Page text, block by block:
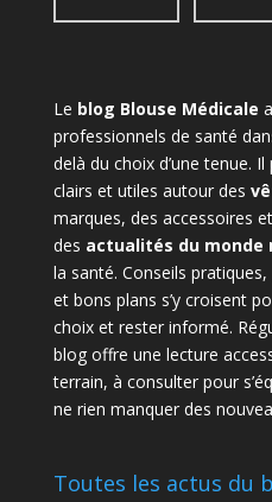
Le blog Blouse Médicale
professionnels de santé
delà du choix d’une tenue.
clairs et utiles autour des
marques, des accessoires
des actualités du monde
la santé. Conseils
et bons plans s’y croisent
choix et rester informé.
blog offre une lecture
terrain, à consulter pour
ne rien manquer des
Toutes les actus du